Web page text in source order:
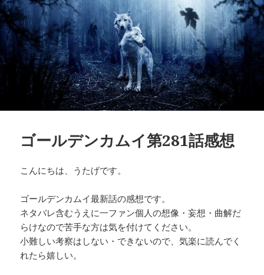
ゴールデンカムイ第281話感想
こんにちは、うたげです。
ゴールデンカムイ最新話の感想です。
ネタバレ含むうえに一ファン個人の想像・妄想・曲解だ
らけなので苦手な方は気を付けてください。
小難しい考察はしない・できないので、気楽に読んでく
れたら嬉しい。